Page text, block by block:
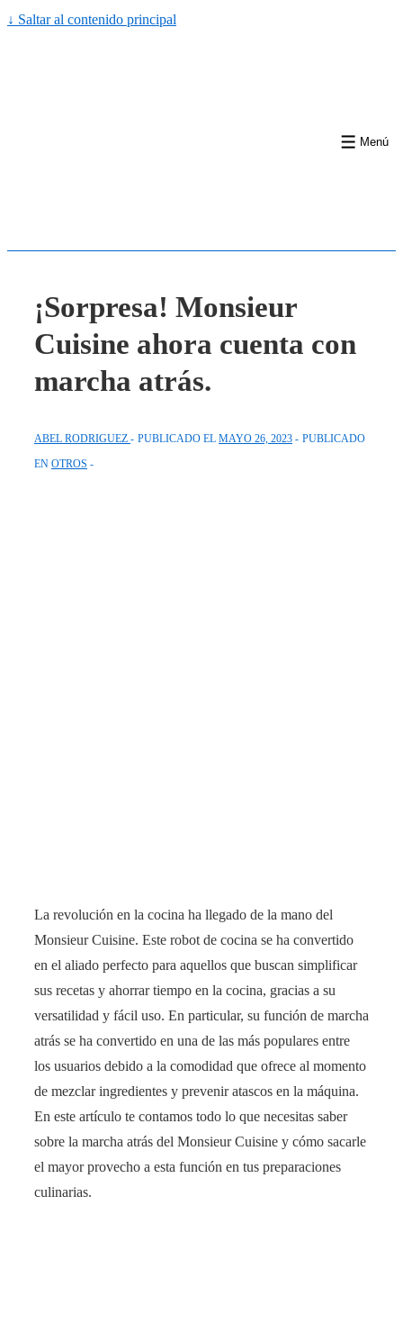
↓ Saltar al contenido principal
Menú
¡Sorpresa! Monsieur
Cuisine ahora cuenta con
marcha atrás.
ABEL RODRIGUEZ PUBLICADO EL MAYO 26, 2023
PUBLICADO
EN OTROS
La revolución en la cocina ha llegado de la mano del
Monsieur Cuisine. Este robot de cocina se ha convertido
en el aliado perfecto para aquellos que buscan simplificar
sus recetas y ahorrar tiempo en la cocina, gracias a su
versatilidad y fácil uso. En particular, su función de marcha
atrás se ha convertido en una de las más populares entre
los usuarios debido a la comodidad que ofrece al momento
de mezclar ingredientes y prevenir atascos en la máquina.
En este artículo te contamos todo lo que necesitas saber
sobre la marcha atrás del Monsieur Cuisine y cómo sacarle
el mayor provecho a esta función en tus preparaciones
culinarias.